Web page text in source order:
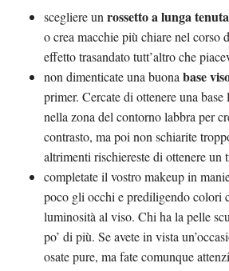
scegliere unrossetto a lunga tenuta
o crea macchie più chiare nel corso
effetto trasandato tutt’altro che
non dimenticate una buonabase
primer. Cercate di ottenere una
nella zona del contorno labbra per
contrasto, ma poi non schiarite
altrimenti rischiereste di ottenere un
completate il vostro makeup in
poco gli occhi e prediligendo colori
luminosità al viso. Chi ha la pelle
po’ di più. Se avete in vista
osate pure, ma fate comunque